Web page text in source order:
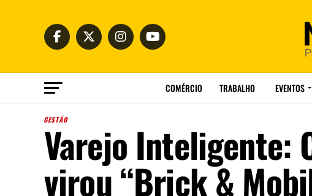
COMÉRCIO TRABALHO EVENTOS
GESTÃO
Varejo Inteligente:
virou “Brick &